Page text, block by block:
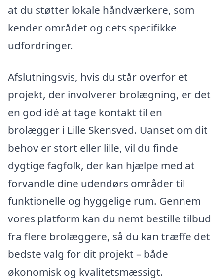
at du støtter lokale håndværkere, som
kender området og dets specifikke
udfordringer.
Afslutningsvis, hvis du står overfor et
projekt, der involverer brolægning, er det
en god idé at tage kontakt til en
brolægger i Lille Skensved. Uanset om dit
behov er stort eller lille, vil du finde
dygtige fagfolk, der kan hjælpe med at
forvandle dine udendørs områder til
funktionelle og hyggelige rum. Gennem
vores platform kan du nemt bestille tilbud
fra flere brolæggere, så du kan træffe det
bedste valg for dit projekt – både
økonomisk og kvalitetsmæssigt.